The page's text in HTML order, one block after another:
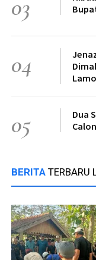
03
04
05
Dua
BERITA TERBARU